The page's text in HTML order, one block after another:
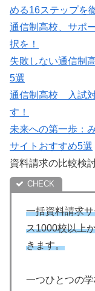
める16ステップを
通信制高校、サポ
択を！
失敗しない通信制
5選
通信制高校 入試
す！
未来への第一歩：
サイトおすすめ5選
資料請求の比較検
一括資料請求
ス1000校以上
きます。
一つひとつの